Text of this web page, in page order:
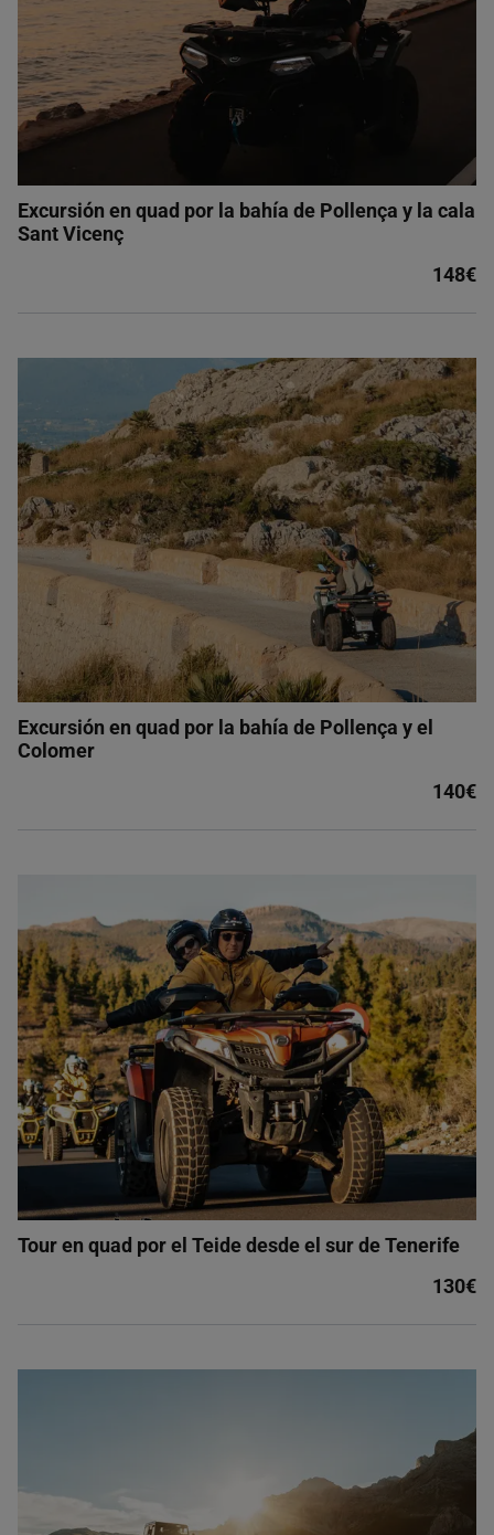
Excursión en quad por la bahía de Pollença y la cala
Sant Vicenç
148€
Excursión en quad por la bahía de Pollença y el
Colomer
140€
Tour en quad por el Teide desde el sur de Tenerife
130€